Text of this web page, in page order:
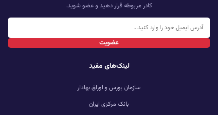
کادر مربوطه قرار دهید و عضو شوید.
عضویت
لینک‌های مفید
سازمان بورس و اوراق بهادار
بانک مرکزی ایران